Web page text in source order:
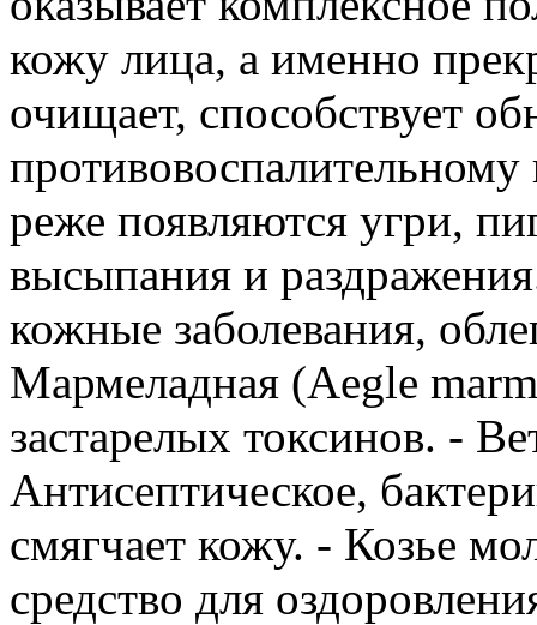
кожу лица, а именно
очищает, способствует
реже появляются угри,
высыпания и
кожные заболевания,
Мармеладная (Aegle
застарелых токсинов. -
Антисептическое,
смягчает кожу. - Козье
средство для